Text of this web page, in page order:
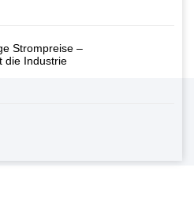
Strompreise –
die Industrie